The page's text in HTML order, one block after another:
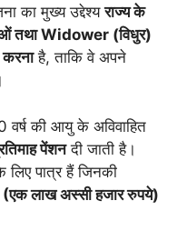
का मुख्य उद्देश्यराज्य के
तथा Widower (विधुर)
करनाहै, ताकि वे अपने
की आयु के अविवाहित
पेंशनदी जाती है।
पात्र हैं जिनकी
(एक लाख अस्सी हजार रुपये)